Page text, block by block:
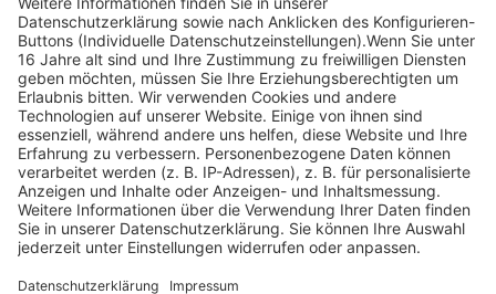
Welcher Vogel ist das?
Wie werden die einzelnen Bestandteile
benannt?
Nach oben scrollen
Find Your Way!
Categories
E-Learning News (3)
Heintges News(3)
Messen(2)
Jagd(8)